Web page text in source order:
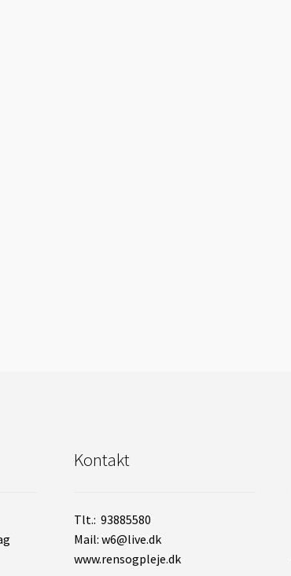
Kontakt
Tlt.: 93885580
Mail: w6@live.dk
www.rensogpleje.dk